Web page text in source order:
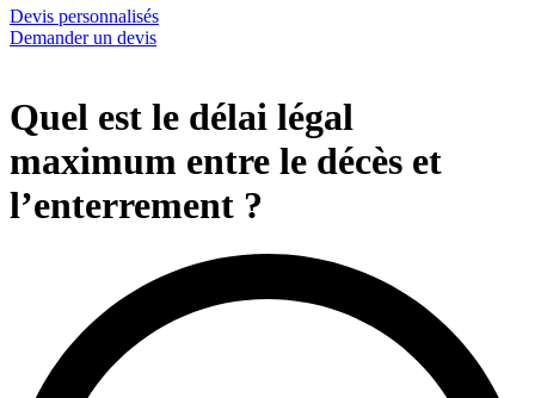
Devis personnalisés
Demander un devis
Quel est le délai légal
maximum entre le décès et
l’enterrement ?